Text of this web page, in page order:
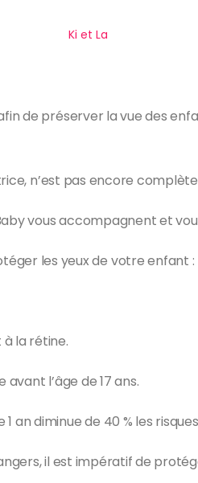
Ki et La
de préserver la vue des
n’est pas encore
vous accompagnent et
les yeux de votre enfant :
à la rétine.
l’âge de 17 ans.
an diminue de 40 % les
il est impératif de